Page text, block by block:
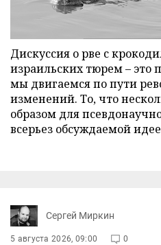
Дискуссия о рве с
израильских тюрем – это
мы двигаемся по пути
изменений. То, что
образом для
всерьез обсуждаемой
Сергей Миркин
5 августа 2026, 09:00 0